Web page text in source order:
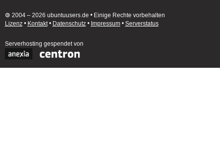
🄯 2004 – 2026 ubuntuusers.de • Einige Rechte vorbehalten
Lizenz• Kontakt• Datenschutz• Impressum• Serverstatus
Serverhosting gespendet von